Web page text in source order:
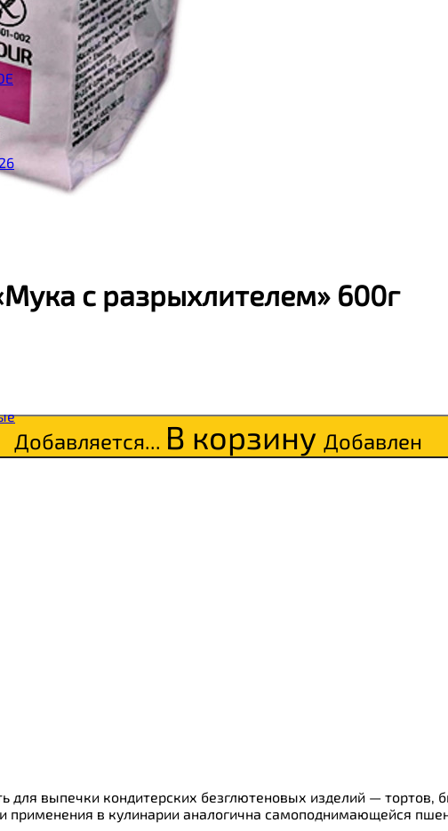
с разрыхлителем» 600г
Добавляется... В корзину Добавлен
выпечки кондитерских безглютеновых изделий — тортов,
применения в кулинарии аналогична самоподнимающейся